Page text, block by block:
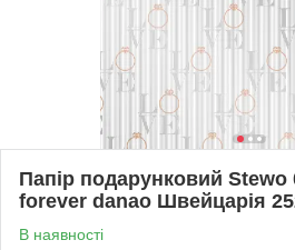
Папір подарунковий
forever danao Швейцарія
В наявності